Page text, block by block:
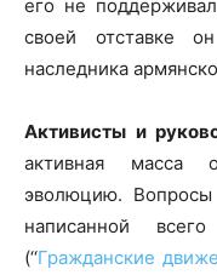
его не
своей отставке
наследника
Активисты и
активная масса
эволюцию.
написанной
(‘‘Гражданские